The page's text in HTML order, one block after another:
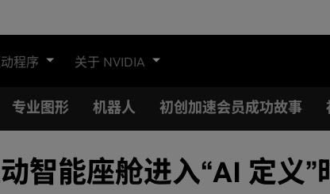
程序 关于 NVIDIA
专业图形 机器人 初创加速会员成功故事
智能座舱进入“AI 定义”